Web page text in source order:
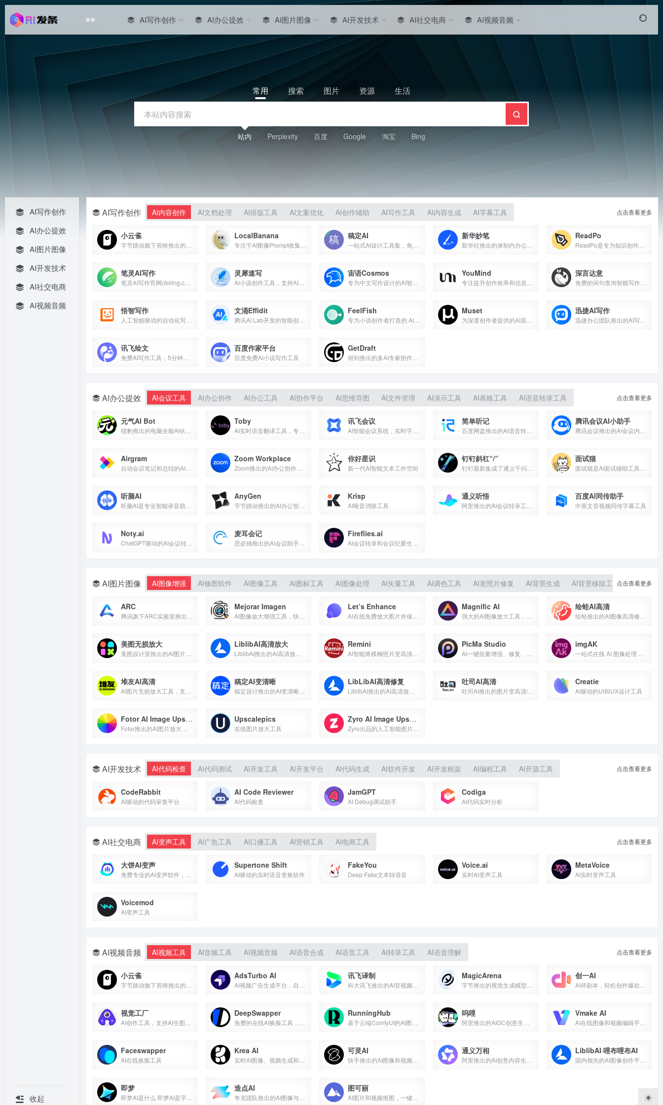
AI写作创作 AI办公提效 AI图片图像 AI开发技术 AI社交电商 AI视频音频
AI写作创作
AI办公提效
AI图片图像
AI开发技术
AI社交电商
AI视频音频
收起
常用 搜索 图片 资源 生活
站内 Perplexity 百度 Google 淘宝 Bing
AI写作创作 AI内容创作 AI文档处理 AI排版工具 AI文案优化 AI创作辅助 AI写作工具 AI内容生成 AI字幕工具 点击查看更多
小云雀 LocalBanana 稿定AI 新华妙笔 ReadPo
笔灵AI写作 灵犀速写 宙语Cosmos YouMind 深言达意
悟智写作 文涌Effidit FeelFish Muset 迅捷AI写作
迅捷办公团队推出的AI写作工具
讯飞绘文 百度作家平台
百度免费AI小说写作工具
GetDraft
AI办公提效 AI会议工具 AI办公协作 AI办公工具 AI协作平台 AI思维导图 AI文件管理 AI演示工具 AI表格工具 AI语音转录工具 点击查看更多
元气AI Bot Toby 讯飞会议 简单听记
百度网盘推出的AI语音转文字工具
腾讯会议AI小助手
Airgram Zoom Workplace 你好星识
新一代AI智能文本工作空间
钉钉斜杠“/” 面试猫
听脑AI AnyGen Krisp
AI噪音消除工具
通义听悟 百度AI同传助手
中英文音视频同传字幕工具
Noty.ai 麦耳会记 Fireflies.ai
AI图片图像 AI图像增强 AI修图软件 AI图像工具 AI图标工具 AI图像处理 AI矢量工具 AI调色工具 AI老照片修复 AI背景生成 AI背景移除工具点击查看更多
ARC Mejorar Imagen Let’s Enhance Magnific AI 绘蛙AI高清
美图无损放大 LiblibAI高清放大 Remini PicMa Studio imgAK
堆友AI高清 稿定AI变清晰 LibLibAI高清修复 吐司AI高清
吐司AI推出的图片变高清/修复工具
Creatie
AI驱动的UI和UX设计工具
Fotor AI Image Upscaler Upscalepics
在线图片放大工具
Zyro AI Image Upscaler
AI开发技术 AI代码检查 AI代码测试 AI开发工具 AI开发平台 AI代码生成 AI软件开发 AI开发框架 AI编程工具 AI开源工具 点击查看更多
CodeRabbit
AI驱动的代码审查平台
AI Code Reviewer
AI代码检查
JamGPT
AI Debug调试助手
Codiga
AI代码实时分析
AI社交电商 AI变声工具 AI广告工具 AI口播工具 AI营销工具 AI电商工具 点击查看更多
大饼AI变声 Supertone Shift
AI驱动的实时语音变换软件
FakeYou
Deep Fake文本转语音
Voice.ai
实时AI变声工具
MetaVoice
AI实时变声工具
Voicemod
AI变声工具
AI视频音频 AI视频工具 AI音频工具 AI视频音频 AI语音合成 AI语音工具 AI转录工具 AI语音理解 点击查看更多
小云雀 AdsTurbo AI 讯飞译制 MagicArena 创一AI
视觉工厂 DeepSwapper RunningHub 呜哩 Vmake AI
AI在线图像和视频编辑平台，专为电商、设计提供服务
Faceswapper
AI在线换脸工具
Krea AI 可灵AI 通义万相 LiblibAI·哩布哩布AI
国内领先的AI图像创作平台和模型分享社区
即梦 造点AI 图可丽